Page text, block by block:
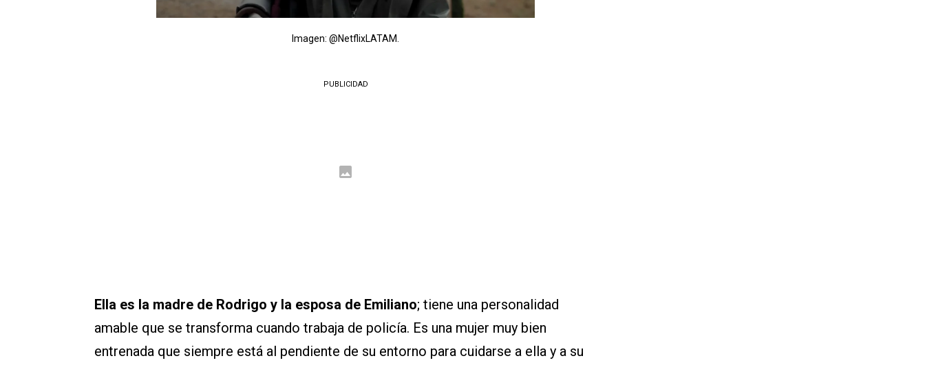
Imagen: @NetflixLATAM.
PUBLICIDAD
Ella es la madre de Rodrigo y la esposa de Emiliano; tiene una personalidad
amable que se transforma cuando trabaja de policía. Es una mujer muy bien
entrenada que siempre está al pendiente de su entorno para cuidarse a ella y a su